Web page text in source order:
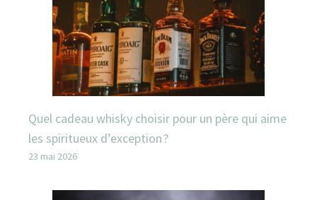
Quel cadeau whisky choisir pour un père qui aime
les spiritueux d’exception ?
23 mai 2026